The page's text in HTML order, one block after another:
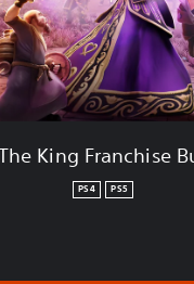
King Franchise
PS4 PS5